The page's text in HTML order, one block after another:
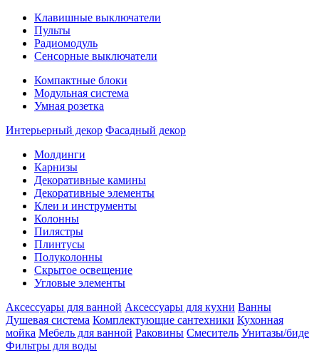
Клавишные выключатели
Пульты
Радиомодуль
Сенсорные выключатели
Компактные блоки
Модульная система
Умная розетка
Интерьерный декор Фасадный декор
Молдинги
Карнизы
Декоративные камины
Декоративные элементы
Клеи и инструменты
Колонны
Пилястры
Плинтусы
Полуколонны
Скрытое освещение
Угловые элементы
Аксессуары для ванной Аксессуары для кухни Ванны
Душевая система Комплектующие сантехники Кухонная
мойка Мебель для ванной Раковины Смеситель Унитазы/биде
Фильтры для воды